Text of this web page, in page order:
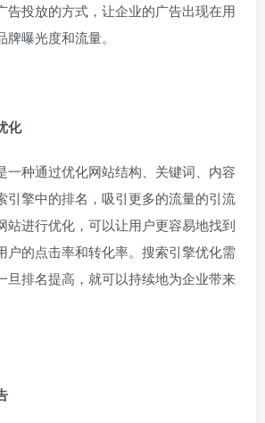
告投放的方式，让企业的广告出现在用
曝光度和流量。
化
一种通过优化网站结构、关键词、内容
引擎中的排名，吸引更多的流量的引流
站进行优化，可以让用户更容易地找到
户的点击率和转化率。搜索引擎优化需
旦排名提高，就可以持续地为企业带来